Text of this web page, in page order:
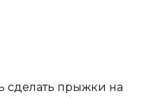
сделать прыжки на